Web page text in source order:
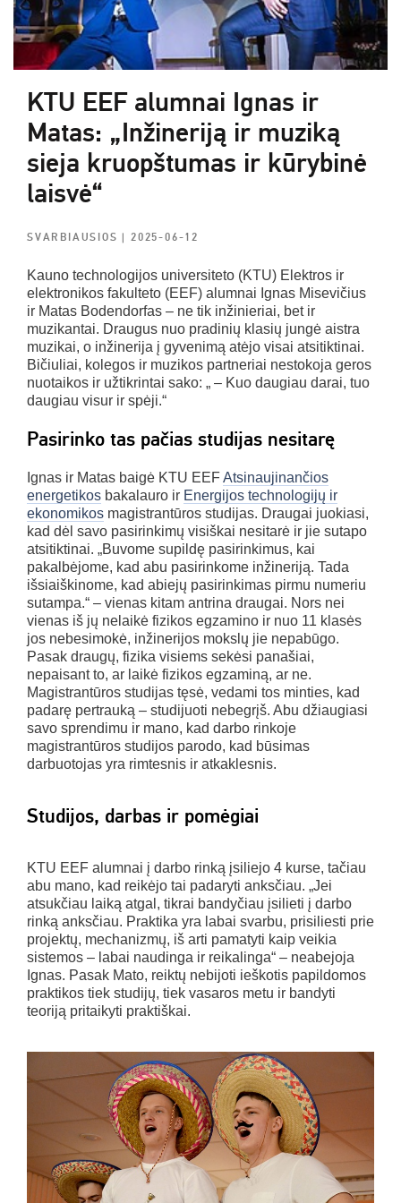
KTU EEF alumnai Ignas ir
Matas: „Inžineriją ir muziką
sieja kruopštumas ir kūrybinė
laisvė“
SVARBIAUSIOS| 2025-06-12
Kauno technologijos universiteto (KTU) Elektros ir
elektronikos fakulteto (EEF) alumnai Ignas Misevičius
ir Matas Bodendorfas – ne tik inžinieriai, bet ir
muzikantai. Draugus nuo pradinių klasių jungė aistra
muzikai, o inžinerija į gyvenimą atėjo visai atsitiktinai.
Bičiuliai, kolegos ir muzikos partneriai nestokoja geros
nuotaikos ir užtikrintai sako: „ – Kuo daugiau darai, tuo
daugiau visur ir spėji.“
Pasirinko tas pačias studijas nesitarę
Ignas ir Matas baigė KTU EEFAtsinaujinančios
energetikos bakalauro ir Energijos technologijų ir
ekonomikos magistrantūros studijas. Draugai juokiasi,
kad dėl savo pasirinkimų visiškai nesitarė ir jie sutapo
atsitiktinai. „Buvome supildę pasirinkimus, kai
pakalbėjome, kad abu pasirinkome inžineriją. Tada
išsiaiškinome, kad abiejų pasirinkimas pirmu numeriu
sutampa.“ – vienas kitam antrina draugai. Nors nei
vienas iš jų nelaikė fizikos egzamino ir nuo 11 klasės
jos nebesimokė, inžinerijos mokslų jie nepabūgo.
Pasak draugų, fizika visiems sekėsi panašiai,
nepaisant to, ar laikė fizikos egzaminą, ar ne.
Magistrantūros studijas tęsė, vedami tos minties, kad
padarę pertrauką – studijuoti nebegrįš. Abu džiaugiasi
savo sprendimu ir mano, kad darbo rinkoje
magistrantūros studijos parodo, kad būsimas
darbuotojas yra rimtesnis ir atkaklesnis.
Studijos, darbas ir pomėgiai
KTU EEF alumnai į darbo rinką įsiliejo 4 kurse, tačiau
abu mano, kad reikėjo tai padaryti anksčiau. „Jei
atsukčiau laiką atgal, tikrai bandyčiau įsilieti į darbo
rinką anksčiau. Praktika yra labai svarbu, prisiliesti prie
projektų, mechanizmų, iš arti pamatyti kaip veikia
sistemos – labai naudinga ir reikalinga“ – neabejoja
Ignas. Pasak Mato, reiktų nebijoti ieškotis papildomos
praktikos tiek studijų, tiek vasaros metu ir bandyti
teoriją pritaikyti praktiškai.